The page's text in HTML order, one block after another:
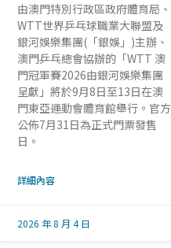
由澳門特別行政區政府體育局、
WTT世界乒乓球職業大聯盟及
銀河娛樂集團(「銀娛」)主辦、
澳門乒乓總會協辦的「WTT 澳
門冠軍賽2026由銀河娛樂集團
呈獻」將於9月8日至13日在澳
門東亞運動會體育館舉行。官方
公佈7月31日為正式門票發售
日。
詳細內容
2026 年 8 月 4 日